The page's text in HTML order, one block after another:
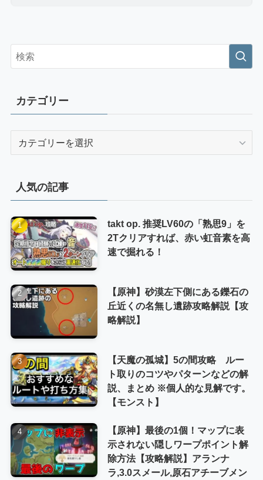
カテゴリー
ー
人気の記事
takt op. 推奨LV60の「熟思9」を
2Tクリアすれば、赤い虹音素を高
速で掘れる！
【原神】砂漠左下側にある鑠石の
丘近くの名無し遺跡攻略解説【攻
略解説】
【天魔の孤城】5の間攻略 ルー
ト取りのコツやパターンなどの解
説、まとめ ※個人的な見解です。
【モンスト】
【原神】最後の1個！マップに表
示されない隠しワープポイント解
除方法【攻略解説】アランナ
ラ,3.0スメール,原石アチーブメン